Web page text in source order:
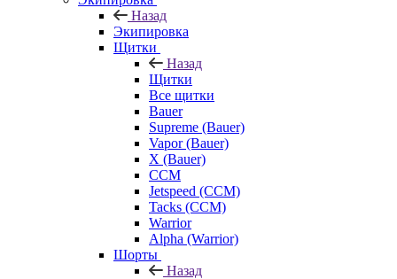
Назад
Экипировка
Щитки
Назад
Щитки
Все щитки
Bauer
Supreme (Bauer)
Vapor (Bauer)
X (Bauer)
CCM
Jetspeed (CCM)
Tacks (CCM)
Warrior
Alpha (Warrior)
Шорты
Назад